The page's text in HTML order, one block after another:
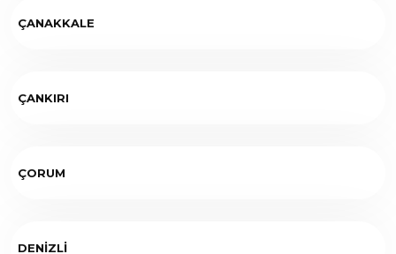
ÇANAKKALE
ÇANKIRI
ÇORUM
DENİZLİ